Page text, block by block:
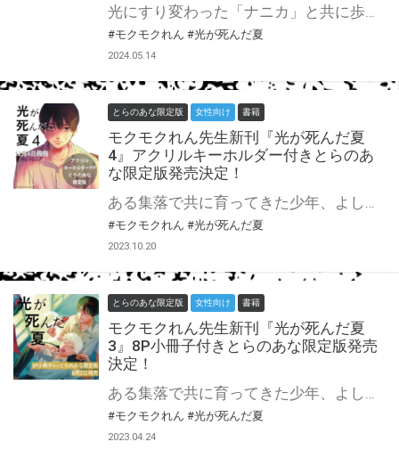
光にすり変わった「ナニカ」と共に歩むことを決意したよしき。 しかし、このままではいられないと実感した二人は「ナニカ」の正体に迫るため調査を続けていく。 その過程で「ナニカ」であるヒカルが下した決断とは── 大人気『光が死んだ夏』第5巻が6月4日に発売決定！ とらのあなでは刊行を記念してアクリルキーホルダー付きとらのあな限定版を発売致します！ 池袋店・通販にて予約開始！とらのあな限定版は数量限定生産となりますので、お早めにご予約下さい！
#モクモクれん #光が死んだ夏
2024.05.14
とらのあな限定版 女性向け 書籍
モクモクれん先生新刊『光が死んだ夏
4』アクリルキーホルダー付きとらのあ
な限定版発売決定！
ある集落で共に育ってきた少年、よしきと光。 よしきはある日、光が別のナニカにすり替わっていたことに確信を持ってしまう。 過去の「光」ではなく、現在の「ヒカル」と共に歩むことを決意したよしき。 「ヒカル」が一体何者なのか、その正体を探るため「ノウヌキ様」、「クビタチ」の歴史を調べることに。 しかし、周囲の環境は彼らを待つことなく、変化していき──。 巻末には、何気ない日常を描いた描き下ろし短編も収録。 大人気『光が死んだ夏』第4巻が12月4日に発売決定！ とらのあなでは刊行を記念してアクリルキーホルダー付きとらのあな限定版を発売致します！ 池袋店・通販にて予約開始！とらのあな限定版は数量限定生産となりますので、お早めにご予約下さい！
#モクモクれん #光が死んだ夏
2023.10.20
とらのあな限定版 女性向け 書籍
モクモクれん先生新刊『光が死んだ夏
3』8P小冊子付きとらのあな限定版発売
決定！
ある集落で共に育ってきた少年、よしきと光。 よしきはある日、光が別のナニカにすり替わっていたことに確信を持ってしまう。 姿かたちは同じ、見た目完璧な「ヒカル」。 しかし、確実に「人」ではない内面も感じながら よしきは「ヒカル」に寄り添い、いつも通りの日々を過ごしていく。 理解を示すことで、距離が縮まってきたある日 「人」ならざる者との、埋められない価値観の溝を実感する事件が発生し――。 巻末には、クラスの日常が垣間見える 描き下ろし短編も収録。 大人気『光が死んだ夏』第3巻が6月2日に発売決定！ とらのあなでは刊行を記念して描き下ろし入り8P小冊子付きとらのあな限定版を発売致します！ 各店・通販にて予約開始！とらのあな限定版は数量限定生産となりますので、お早めにご予約下さい！
#モクモクれん #光が死んだ夏
2023.04.24